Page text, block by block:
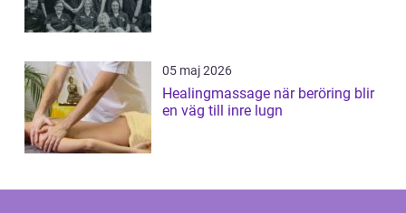
05 maj 2026
Healingmassage när beröring blir
en väg till inre lugn